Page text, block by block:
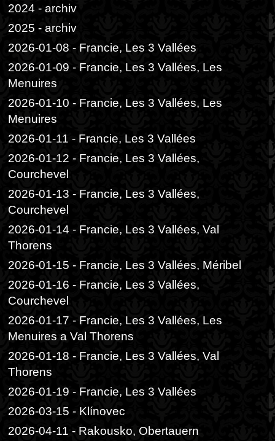
2024 - archiv
2025 - archiv
2026-01-08 - Francie, Les 3 Vallées
2026-01-09 - Francie, Les 3 Vallées, Les
Menuires
2026-01-10 - Francie, Les 3 Vallées, Les
Menuires
2026-01-11 - Francie, Les 3 Vallées
2026-01-12 - Francie, Les 3 Vallées,
Courchevel
2026-01-13 - Francie, Les 3 Vallées,
Courchevel
2026-01-14 - Francie, Les 3 Vallées, Val
Thorens
2026-01-15 - Francie, Les 3 Vallées, Méribel
2026-01-16 - Francie, Les 3 Vallées,
Courchevel
2026-01-17 - Francie, Les 3 Vallées, Les
Menuires a Val Thorens
2026-01-18 - Francie, Les 3 Vallées, Val
Thorens
2026-01-19 - Francie, Les 3 Vallées
2026-03-15 - Klínovec
2026-04-11 - Rakousko, Obertauern